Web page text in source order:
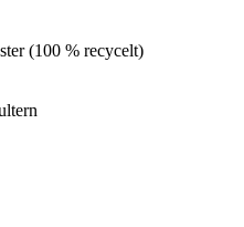
(100 % recycelt)